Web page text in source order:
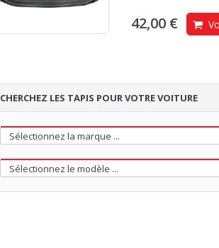
42,00 €
CHERCHEZ LES TAPIS POUR VOTRE VOITURE